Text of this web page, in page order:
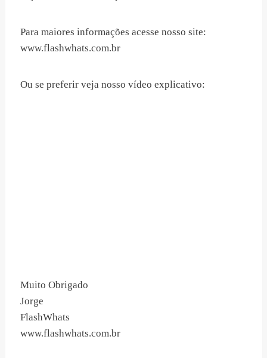
Para maiores informações acesse nosso site:
www.flashwhats.com.br
Ou se preferir veja nosso vídeo explicativo:
Muito Obrigado
Jorge
FlashWhats
www.flashwhats.com.br